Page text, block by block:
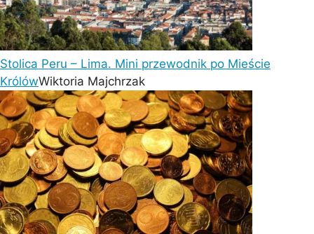
Stolica Peru – Lima. Mini przewodnik po Mieście
KrólówWiktoria Majchrzak